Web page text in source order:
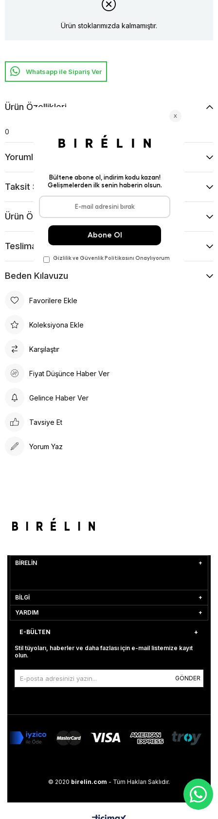
Ürün stoklarımızda kalmamıştır.
Whatsapp ile Sipariş Ver
Ürün Özellikleri
0
Yorumlar
Taksit Seçenekleri
Ürün Önerileri
Teslimat Ve İade Koşulları
Beden Kılavuzu
Favorilere Ekle
Koleksiyona Ekle
Karşılaştır
Fiyat Düşünce Haber Ver
Gelince Haber Ver
Tavsiye Et
Yorum Yaz
BİRELİN
BİLGİ
YARDIM
E-BÜLTEN
Stil tüyoları, haberler ve daha fazlası için e-mail listemize kayıt
olun.
GÖNDER
© 2020 birelin.com - Tüm Hakları Saklıdır.